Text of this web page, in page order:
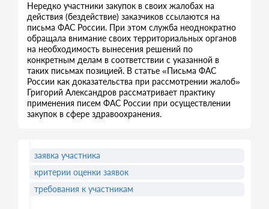
Нередко участники закупок в своих жалобах на
действия (бездействие) заказчиков ссылаются на
письма ФАС России. При этом служба неоднократно
обращала внимание своих территориальных органов
на необходимость вынесения решений по
конкретным делам в соответствии с указанной в
таких письмах позицией. В статье «Письма ФАС
России как доказательства при рассмотрении жалоб»
Григорий Александров рассматривает практику
применения писем ФАС России при осуществлении
закупок в сфере здравоохранения.
заявка участника
критерии оценки заявок
требования к участникам